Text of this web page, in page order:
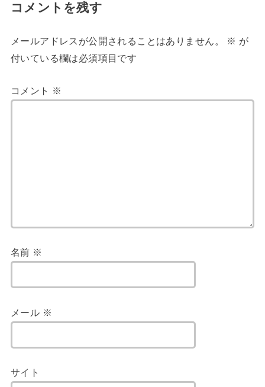
コメントを残す
メールアドレスが公開されることはありません。 ※ が
付いている欄は必須項目です
コメント ※
名前 ※
メール ※
サイト